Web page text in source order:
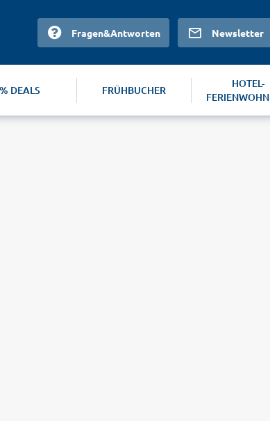
Fragen&Antworten Newsletter
% DEALS FRÜHBUCHER
HOTEL-